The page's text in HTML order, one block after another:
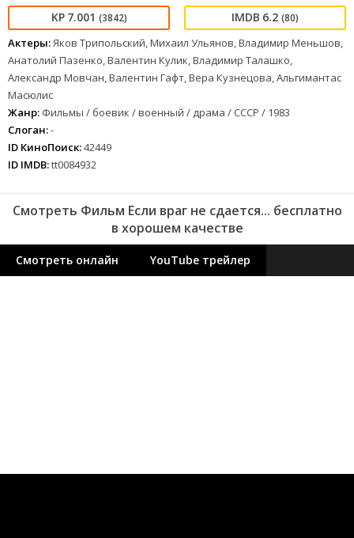
7.001 (3842) 6.2 (80)
Актеры:Яков Трипольский, Михаил Ульянов, Владимир Меньшов,
Анатолий Пазенко, Валентин Кулик, Владимир Талашко,
Александр Мовчан, Валентин Гафт, Вера Кузнецова, Альгимантас
Масюлис
Жанр: Фильмы / боевик / военный / драма / СССР / 1983
Слоган:-
ID КиноПоиск:42449
ID IMDB:tt0084932
Смотреть Фильм Если враг не сдается... бесплатно
в хорошем качестве
Смотреть онлайн YouTube трейлер